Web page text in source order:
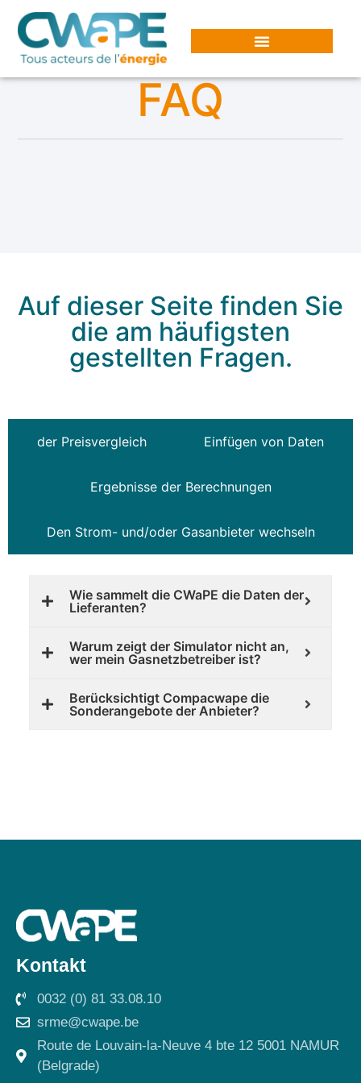
FAQ
Auf dieser Seite finden Sie
die am häufigsten
gestellten Fragen.
der Preisvergleich Einfügen von Daten
Ergebnisse der Berechnungen
Den Strom- und/oder Gasanbieter wechseln
Wie sammelt die CWaPE die Daten der
Lieferanten?
Warum zeigt der Simulator nicht an,
wer mein Gasnetzbetreiber ist?
Berücksichtigt Compacwape die
Sonderangebote der Anbieter?
Kontakt
0032 (0) 81 33.08.10
srme@cwape.be
Route de Louvain-la-Neuve 4 bte 12 5001 NAMUR
(Belgrade)
Cookie-Einstellungen